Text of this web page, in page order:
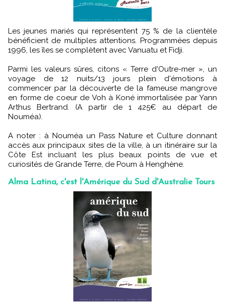
Les jeunes mariés qui représentent 75 % de la clientèle
bénéficient de multiples attentions. Programmées depuis
1996, les îles se complètent avec Vanuatu et Fidji.
Parmi les valeurs sûres, citons « Terre d'Outre-mer », un
voyage de 12 nuits/13 jours plein d'émotions à
commencer par la découverte de la fameuse mangrove
en forme de coeur de Voh à Koné immortalisée par Yann
Arthus Bertrand. (A partir de 1 425€ au départ de
Nouméa).
A noter : à Nouméa un Pass Nature et Culture donnant
accès aux principaux sites de la ville, à un itinéraire sur la
Côte Est incluant les plus beaux points de vue et
curiosités de Grande Terre, de Poum à Henghène.
Alma Latina, c'est l'Amérique du Sud d'Australie Tours